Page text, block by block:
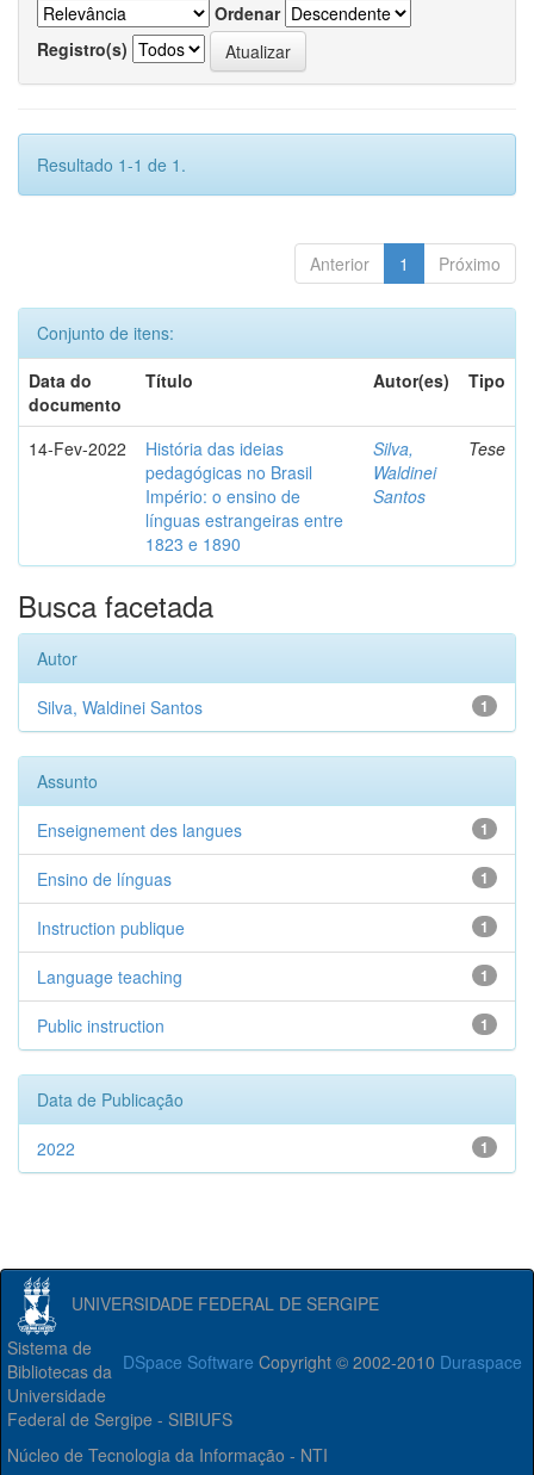
Ordenar
Registro(s)
Resultado 1-1 de 1.
Anterior 1 Próximo
Conjunto de itens:
Data do
documento
Título Autor(es) Tipo
14-Fev-2022
História das ideias
pedagógicas no Brasil
Império: o ensino de
línguas estrangeiras entre
1823 e 1890
Silva,
Waldinei
Santos
Tese
Busca facetada
Autor
1
Silva, Waldinei Santos
Assunto
1
Enseignement des langues
1
Ensino de línguas
1
Instruction publique
1
Language teaching
1
Public instruction
Data de Publicação
1
2022
UNIVERSIDADE FEDERAL DE SERGIPE
DSpace Software Copyright © 2002-2010 Duraspace
Sistema de
Bibliotecas da
Universidade
Federal de Sergipe - SIBIUFS
Núcleo de Tecnologia da Informação - NTI